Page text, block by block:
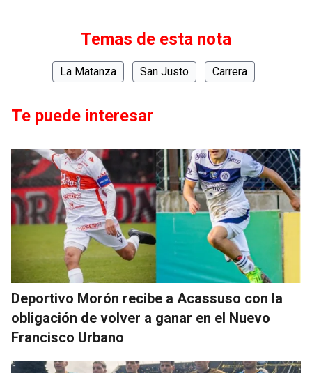
Temas de esta nota
La Matanza San Justo Carrera
Te puede interesar
Deportivo Morón recibe a Acassuso con la
obligación de volver a ganar en el Nuevo
Francisco Urbano